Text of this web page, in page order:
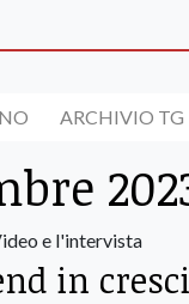
ARCHIVIO TG
e l'intervista
in